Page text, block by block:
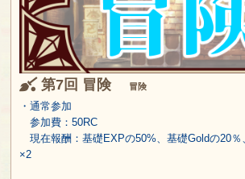
第7回 冒険 冒険
・通常参加
参加費：50RC
現在報酬：基礎EXPの50%、基礎Goldの20％
×2